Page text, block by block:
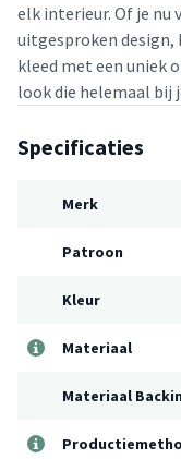
elk interieur. Of je nu
uitgesproken design,
kleed met een uniek
look die helemaal bij
Specificaties
Merk
Patroon
Kleur
Materiaal
Materiaal